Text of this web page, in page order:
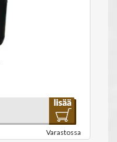
Varastossa